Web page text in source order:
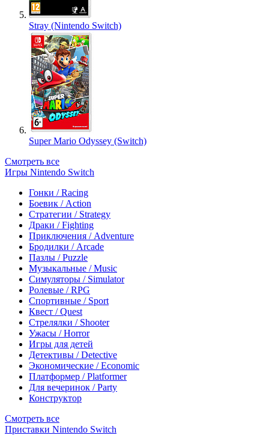
Stray (Nintendo Switch)
Super Mario Odyssey (Switch)
Смотреть все
Игры Nintendo Switch
Гонки / Racing
Боевик / Action
Стратегии / Strategy
Драки / Fighting
Приключения / Adventure
Бродилки / Arcade
Пазлы / Puzzle
Музыкальные / Music
Симуляторы / Simulator
Ролевые / RPG
Спортивные / Sport
Квест / Quest
Стрелялки / Shooter
Ужасы / Horror
Игры для детей
Детективы / Detective
Экономические / Economic
Платформер / Platformer
Для вечеринок / Party
Конструктор
Смотреть все
Приставки Nintendo Switch